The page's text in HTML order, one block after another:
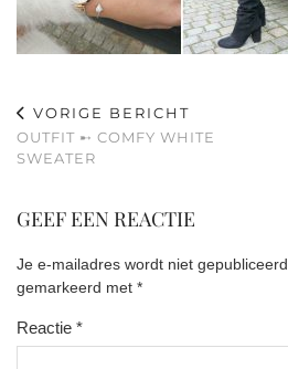
VORIGE BERICHT
OUTFIT ➸ COMFY WHITE
SWEATER
GEEF EEN REACTIE
Je e-mailadres wordt niet gepubliceerd.
gemarkeerd met *
Reactie *